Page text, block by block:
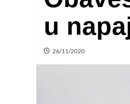
u
26/11/2020